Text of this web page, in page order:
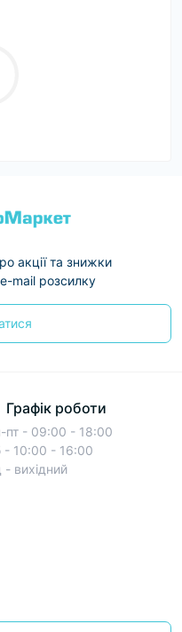
акції та знижки
mail розсилку
Графік роботи
пт - 09:00 - 18:00
- 10:00 - 16:00
- вихідний